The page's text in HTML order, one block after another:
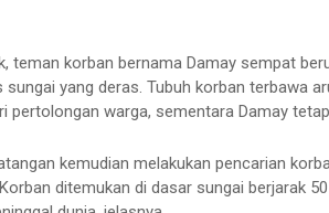
teman korban bernama Damay sempat
sungai yang deras. Tubuh korban terbawa
pertolongan warga, sementara Damay
kemudian melakukan pencarian
ditemukan di dasar sungai berjarak